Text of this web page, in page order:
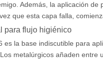
Además, la aplicación
que esta capa falla,
para flujo higiénico
es la base indiscutible para
metalúrgicos añaden